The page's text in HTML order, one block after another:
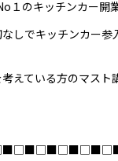
１のキッチンカー開
しでキッチンカー参
えている方のマスト